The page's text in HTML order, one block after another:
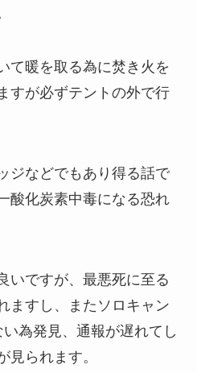
て暖を取る為に焚き火を
すが必ずテントの外で行
ジなどでもあり得る話で
酸化炭素中毒になる恐れ
いですが、最悪死に至る
ますし、またソロキャン
為発見、通報が遅れてし
見られます。